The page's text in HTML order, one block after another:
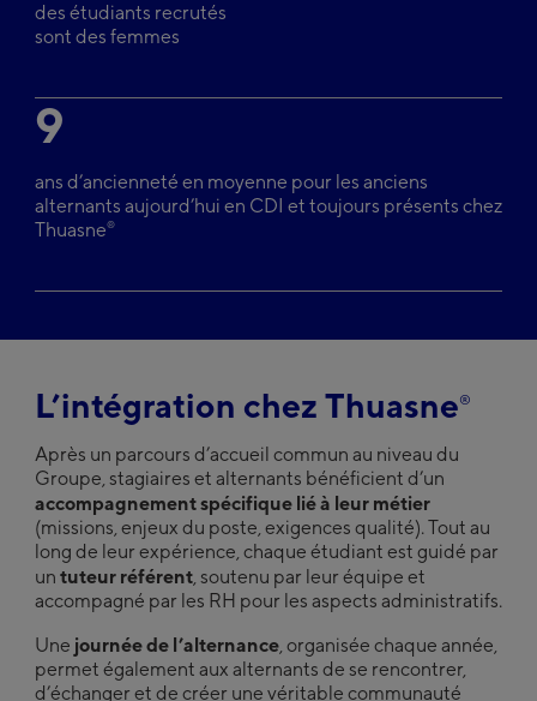
des étudiants recrutés
sont des femmes
9
ans d’ancienneté en moyenne pour les anciens
alternants aujourd’hui en CDI et toujours présents chez
Thuasne®
L’intégration chez Thuasne®
Après un parcours d’accueil commun au niveau du
Groupe, stagiaires et alternants bénéficient d’un
accompagnement spécifique lié à leur métier
(missions, enjeux du poste, exigences qualité). Tout au
long de leur expérience, chaque étudiant est guidé par
un tuteur référent, soutenu par leur équipe et
accompagné par les RH pour les aspects administratifs.
Une journée de l’alternance, organisée chaque année,
permet également aux alternants de se rencontrer,
d’échanger et de créer une véritable communauté